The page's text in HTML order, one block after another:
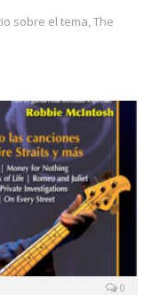
sobre el tema, The
0